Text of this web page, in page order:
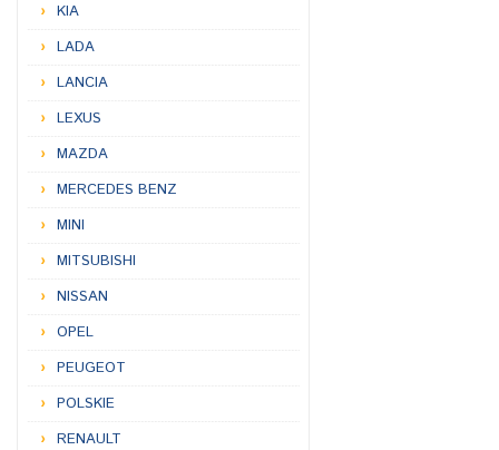
KIA
LADA
LANCIA
LEXUS
MAZDA
MERCEDES BENZ
MINI
MITSUBISHI
NISSAN
OPEL
PEUGEOT
POLSKIE
RENAULT